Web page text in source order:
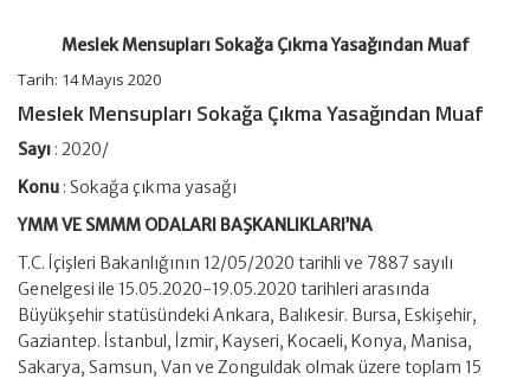
Meslek Mensupları Sokağa Çıkma Yasağından Muaf
Tarih: 14 Mayıs 2020
Meslek Mensupları Sokağa Çıkma Yasağından Muaf
Sayı : 2020/
Konu : Sokağa çıkma yasağı
YMM VE SMMM ODALARI BAŞKANLIKLARI’NA
T.C. İçişleri Bakanlığının 12/05/2020 tarihli ve 7887 sayılı
Genelgesi ile 15.05.2020-19.05.2020 tarihleri arasında
Büyükşehir statüsündeki Ankara, Balıkesir. Bursa, Eskişehir,
Gaziantep. İstanbul, İzmir, Kayseri, Kocaeli, Konya, Manisa,
Sakarya, Samsun, Van ve Zonguldak olmak üzere toplam 15